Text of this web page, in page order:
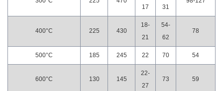
17
31
400°С 225 430
18-
21
54-
62
78
500°С 185 245 22 70 54
600°С 130 145
22-
27
73 59